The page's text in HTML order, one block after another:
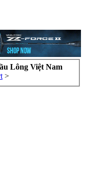
Lông Việt Nam
>